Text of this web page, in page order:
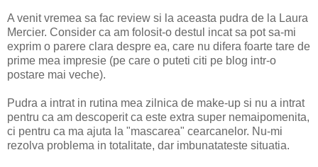
A venit vremea sa fac review si la aceasta pudra de la Laura
Mercier. Consider ca am folosit-o destul incat sa pot sa-mi
exprim o parere clara despre ea, care nu difera foarte tare de
prime mea impresie (pe care o puteti citi pe blog intr-o
postare mai veche).
Pudra a intrat in rutina mea zilnica de make-up si nu a intrat
pentru ca am descoperit ca este extra super nemaipomenita,
ci pentru ca ma ajuta la "mascarea" cearcanelor. Nu-mi
rezolva problema in totalitate, dar imbunatateste situatia.